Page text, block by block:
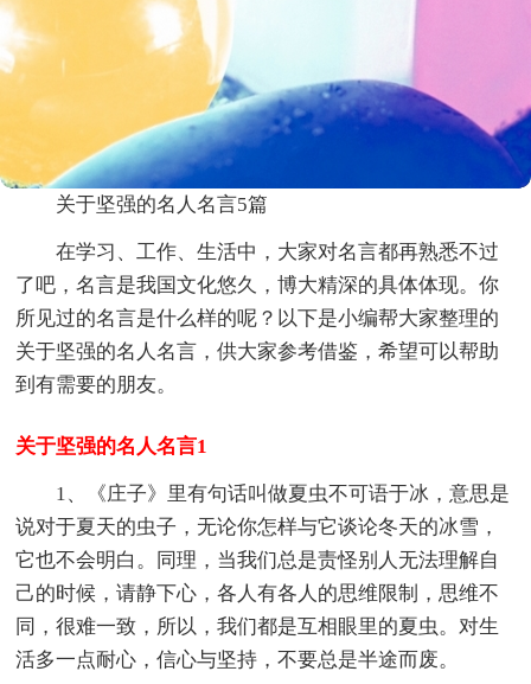
关于坚强的名人名言5篇
在学习、工作、生活中，大家对名言都再熟悉不过
了吧，名言是我国文化悠久，博大精深的具体体现。你
所见过的名言是什么样的呢？以下是小编帮大家整理的
关于坚强的名人名言，供大家参考借鉴，希望可以帮助
到有需要的朋友。
关于坚强的名人名言1
1、《庄子》里有句话叫做夏虫不可语于冰，意思是
说对于夏天的虫子，无论你怎样与它谈论冬天的冰雪，
它也不会明白。同理，当我们总是责怪别人无法理解自
己的时候，请静下心，各人有各人的思维限制，思维不
同，很难一致，所以，我们都是互相眼里的夏虫。对生
活多一点耐心，信心与坚持，不要总是半途而废。